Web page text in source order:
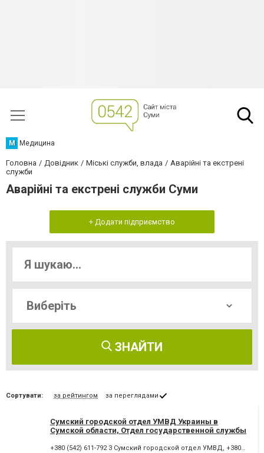
М Медицина
Головна Довідник Міські служби, влада
Аварійні та екстрені
служби
Аварійні та екстрені служби Суми
+ Додати підприємство
ЗНАЙТИ
Сортувати: за рейтингом за переглядами
Сумский городской отдел УМВД Украины в
Сумской области, Отдел государственной службы
+380 (542) 611-792 3 Сумский городской отдел УМВД, +380 (542) 227-134 Отдел государственной службы ох